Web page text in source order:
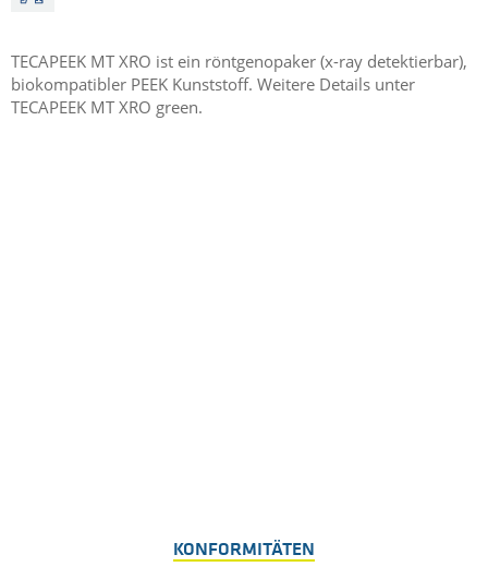
TECAPEEK MT XRO ist ein röntgenopaker (x-ray detektierbar),
biokompatibler PEEK Kunststoff. Weitere Details unter
TECAPEEK MT XRO green.
KONFORMITÄTEN